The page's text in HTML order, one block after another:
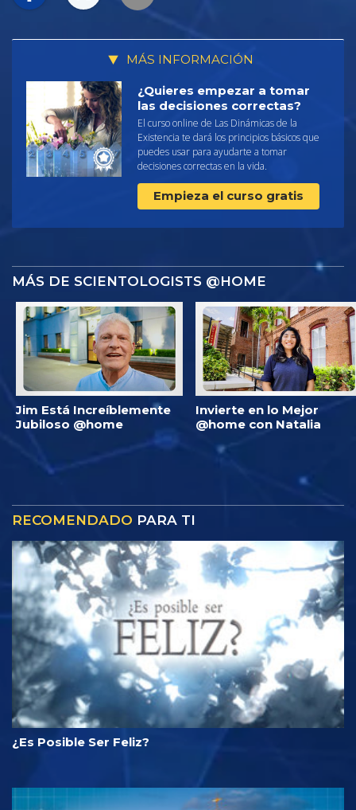
MÁS INFORMACIÓN
¿Quieres empezar a tomar
las decisiones correctas?
El curso online de Las Dinámicas de la
Existencia te dará los principios básicos que
puedes usar para ayudarte a tomar
decisiones correctas en la vida.
Empieza el curso gratis
MÁS DE SCIENTOLOGISTS @HOME
Jim Está Increíblemente
Jubiloso @home
Invierte en lo Mejor
@home con Natalia
RECOMENDADO PARA TI
¿Es Posible Ser Feliz?